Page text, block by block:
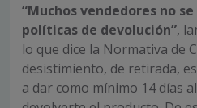
“Muchos vendedores no
políticas de devolución”,
lo que dice la Normativa de
desistimiento, de retirada,
a dar como mínimo 14 días